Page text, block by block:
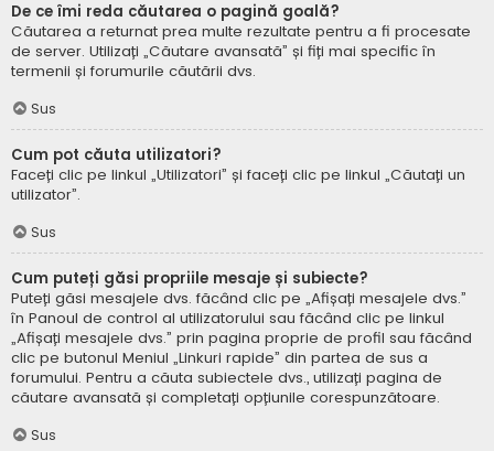
De ce îmi reda căutarea o pagină goală?
Căutarea a returnat prea multe rezultate pentru a fi procesate
de server. Utilizați „Căutare avansată” și fiți mai specific în
termenii și forumurile căutării dvs.
Sus
Cum pot căuta utilizatori?
Faceți clic pe linkul „Utilizatori” și faceți clic pe linkul „Căutați un
utilizator”.
Sus
Cum puteți găsi propriile mesaje și subiecte?
Puteți găsi mesajele dvs. făcând clic pe „Afișați mesajele dvs.”
în Panoul de control al utilizatorului sau făcând clic pe linkul
„Afișați mesajele dvs.” prin pagina proprie de profil sau făcând
clic pe butonul Meniul „Linkuri rapide” din partea de sus a
forumului. Pentru a căuta subiectele dvs., utilizați pagina de
căutare avansată și completați opțiunile corespunzătoare.
Sus